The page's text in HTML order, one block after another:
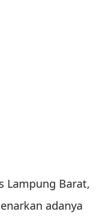
Lampung Barat,
adanya